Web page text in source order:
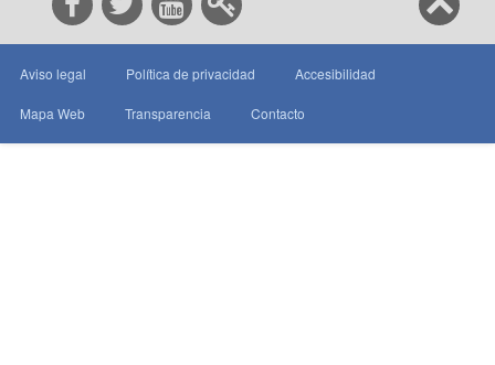
Aviso legal Política de privacidad Accesibilidad
Mapa Web Transparencia Contacto